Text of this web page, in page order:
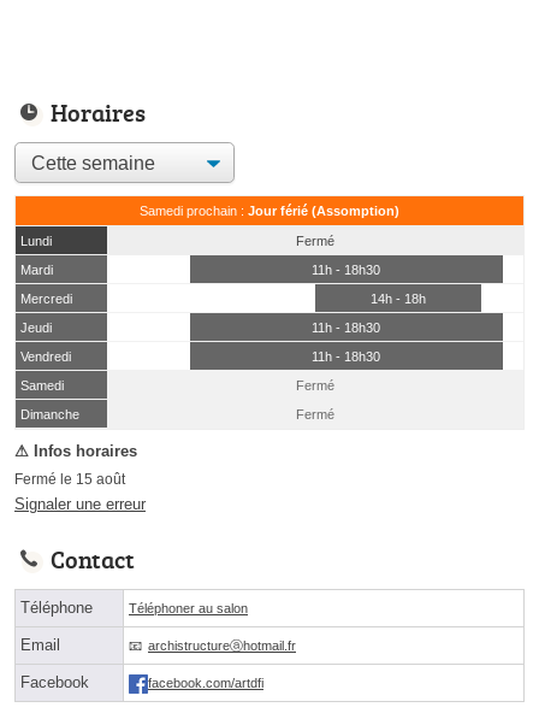
Horaires
Samedi prochain : Jour férié (Assomption)
Lundi
Fermé
Mardi
11h - 18h30
Mercredi
14h - 18h
Jeudi
11h - 18h30
Vendredi
11h - 18h30
Samedi
(15 août)
Fermé
Dimanche
Fermé
Fermé le 15 août
Signaler une erreur
Contact
Téléphone Téléphoner au salon
Email archistructureⓐhotmail.fr
Facebook facebook.com/artdfi